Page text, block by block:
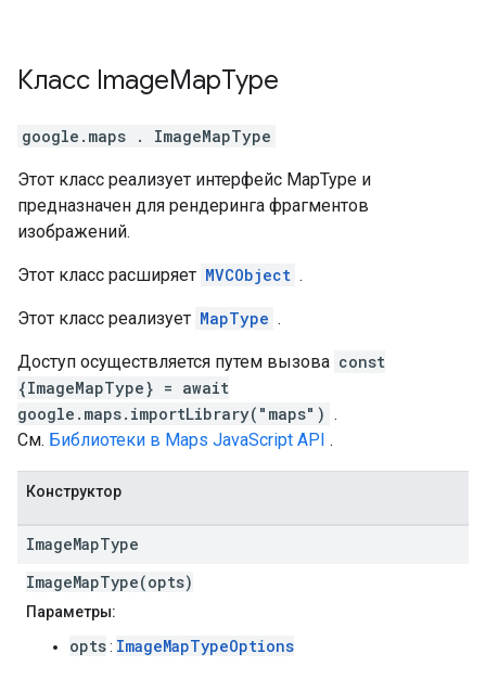
Класс ImageMapType
google.maps . ImageMapType
Этот класс реализует интерфейс MapType и
предназначен для рендеринга фрагментов
изображений.
Этот класс расширяет MVCObject .
Этот класс реализует MapType .
Доступ осуществляется путем вызова const
{ImageMapType} = await
google.maps.importLibrary("maps") .
См. Библиотеки в Maps JavaScript API .
Конструктор
ImageMapType
ImageMapType(opts)
Параметры:
opts: ImageMapTypeOptions